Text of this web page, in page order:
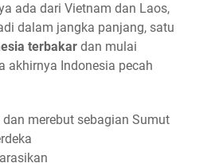
ada dari Vietnam dan Laos,
dalam jangka panjang, satu
terbakar dan mulai
akhirnya Indonesia pecah
dan merebut sebagian Sumut